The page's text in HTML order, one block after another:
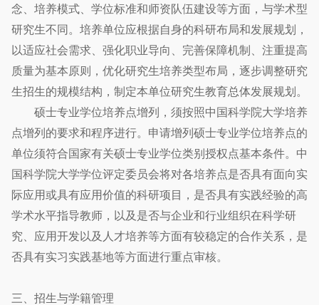
念、培养模式、学位标准和师资队伍建设等方面，与学术型
研究生不同。培养单位应根据自身的科研布局和发展规划，
以适应社会需求、强化职业导向、完善保障机制、注重提高
质量为基本原则，优化研究生培养类型布局，逐步调整研究
生招生的规模结构，制定本单位研究生教育总体发展规划。
硕士专业学位培养点增列，须按照中国科学院大学培养
点增列的要求和程序进行。申请增列硕士专业学位培养点的
单位须符合国家有关硕士专业学位类别授权点基本条件。中
国科学院大学学位评定委员会将对各培养点是否具有面向实
际应用或具有应用价值的科研项目，是否具有实践经验的高
学术水平指导教师，以及是否与企业和行业组织在科学研
究、应用开发以及人才培养等方面有较稳定的合作关系，是
否具有实习实践基地等方面进行重点审核。
三、招生与学籍管理